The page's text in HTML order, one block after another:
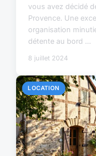
vous avez décidé
Provence. Une
organisation
détente au bord ...
8 juillet 2024
LOCATION